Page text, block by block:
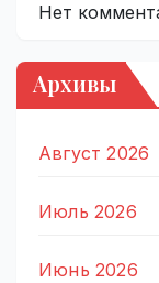
Нет
Архивы
Август 2026
Июль 2026
Июнь 2026